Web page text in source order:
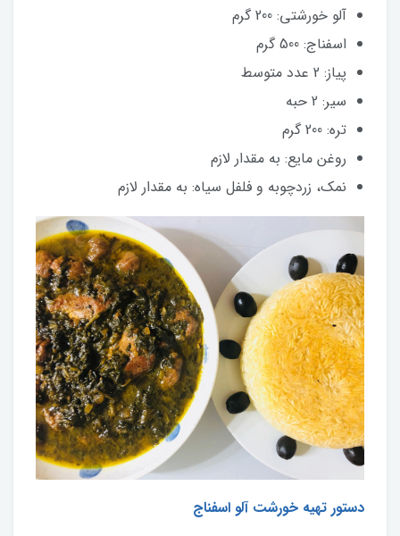
آلو خورشتی: 200 گرم
اسفناج: 500 گرم
پیاز: 2 عدد متوسط
سیر: 2 حبه
تره: 200 گرم
روغن مایع: به مقدار لازم
نمک، زردچوبه و فلفل سیاه: به مقدار لازم
دستور تهیه خورشت آلو اسفناج